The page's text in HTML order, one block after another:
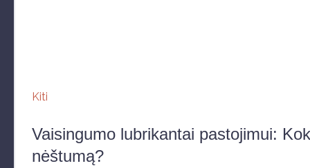
Kiti
Vaisingumo lubrikantai pastojimui:
nėštumą?